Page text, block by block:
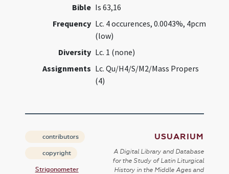
Bible Is 63,16
Frequency Lc. 4 occurences, 0.0043%, 4pcm
(low)
Diversity Lc. 1 (none)
Assignments Lc. Qu/H4/S/M2/Mass Propers
(4)
contributors
copyright
Strigonometer
USUARIUM
A Digital Library and Database
for the Study of Latin Liturgical
History in the Middle Ages and